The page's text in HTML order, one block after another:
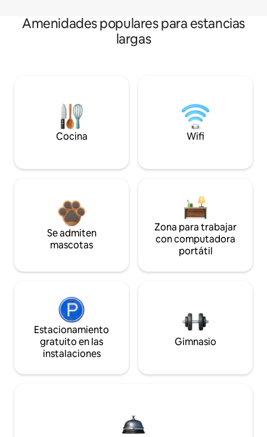
Amenidades populares para estancias
largas
Cocina Wifi
Se admiten
mascotas
Zona para trabajar
con computadora
portátil
Estacionamiento
gratuito en las
instalaciones
Gimnasio